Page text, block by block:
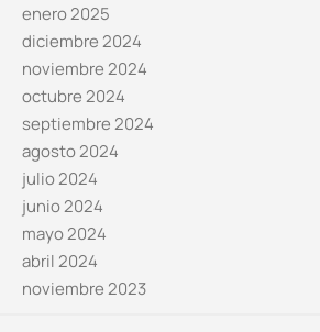
enero 2025
diciembre 2024
noviembre 2024
octubre 2024
septiembre 2024
agosto 2024
julio 2024
junio 2024
mayo 2024
abril 2024
noviembre 2023